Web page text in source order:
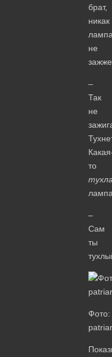
брат,
никак
не
–
Так
не
то
–
Сам
ты
Фото: